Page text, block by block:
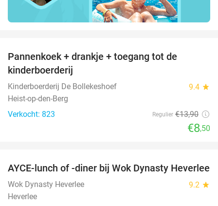
Pannenkoek + drankje + toegang tot de
kinderboerderij
Kinderboerderij De Bollekeshoef 9.4 star
Heist-op-den-Berg
Verkocht: 823
Regulier €13,90
€8,50
17%
AYCE-lunch of -diner bij Wok Dynasty Heverlee
Wok Dynasty Heverlee 9.2 star
Heverlee